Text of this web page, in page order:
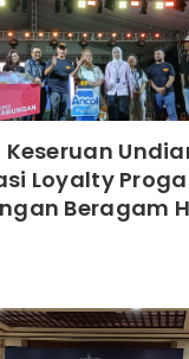
Loyalty
Beragam